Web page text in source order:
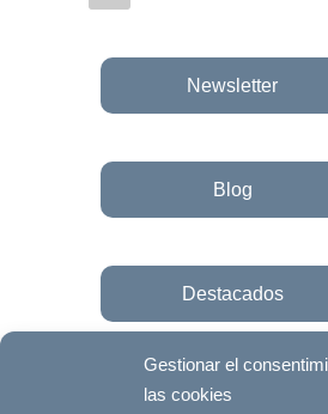
Gestionar el
las cookies
Newsletter
Blog
Destacados
Únete a la fundación